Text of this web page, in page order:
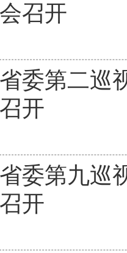
会召开
省委第二巡
召开
省委第九巡
召开